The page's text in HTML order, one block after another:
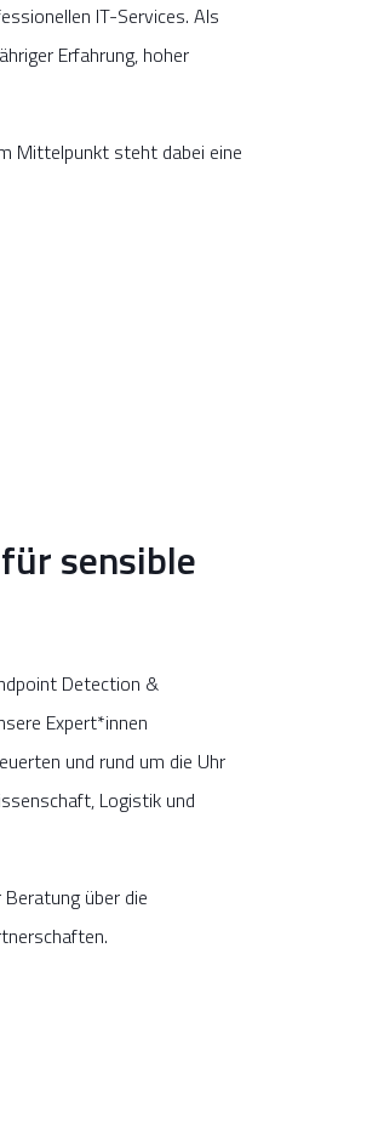
IT-Services. Als
Erfahrung, hoher
Mittelpunkt steht dabei eine
sensible
Detection &
Expert*innen
und rund um die Uhr
Logistik und
über die